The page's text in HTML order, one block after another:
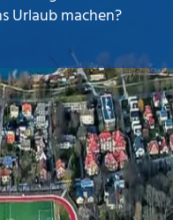
Urlaub machen?